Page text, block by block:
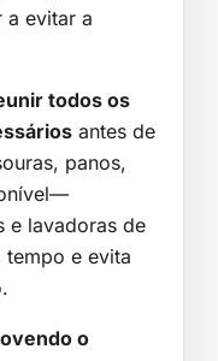
a evitar a
todos os
antes de
panos,
e lavadoras de
e evita
o